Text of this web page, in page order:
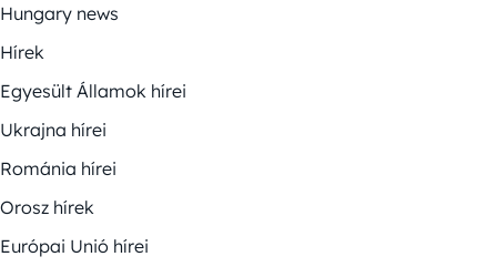
Hungary news
Hírek
Egyesült Államok hírei
Ukrajna hírei
Románia hírei
Orosz hírek
Európai Unió hírei